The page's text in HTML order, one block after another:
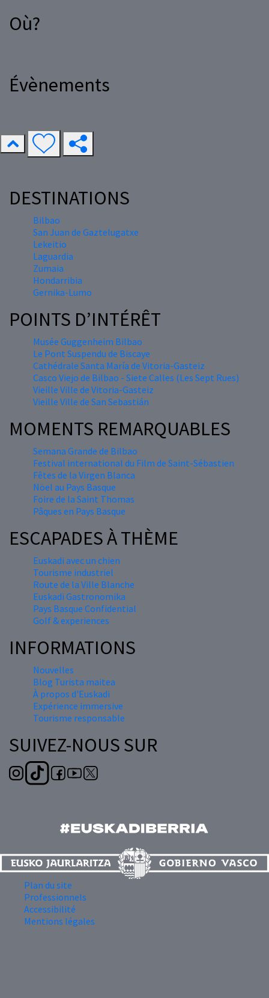
Où?
Évènements
DESTINATIONS
Bilbao
San Juan de Gaztelugatxe
Lekeitio
Laguardia
Zumaia
Hondarribia
Gernika-Lumo
POINTS D’INTÉRÊT
Musée Guggenheim Bilbao
Le Pont Suspendu de Biscaye
Cathédrale Santa María de Vitoria-Gasteiz
Casco Viejo de Bilbao - Siete Calles (Les Sept Rues)
Vieille Ville de Vitoria-Gasteiz
Vieille Ville de San Sebastián
MOMENTS REMARQUABLES
Semana Grande de Bilbao
Festival international du Film de Saint-Sébastien
Fêtes de la Virgen Blanca
Nöel au Pays Basque
Foire de la Saint Thomas
Pâques en Pays Basque
ESCAPADES À THÈME
Euskadi avec un chien
Tourisme industriel
Route de la Ville Blanche
Euskadi Gastronomika
Pays Basque Confidential
Golf & experiences
INFORMATIONS
Nouvelles
Blog Turista maitea
À propos d'Euskadi
Expérience immersive
Tourisme responsable
SUIVEZ-NOUS SUR
Plan du site
Professionnels
Accessibilité
Mentions légales